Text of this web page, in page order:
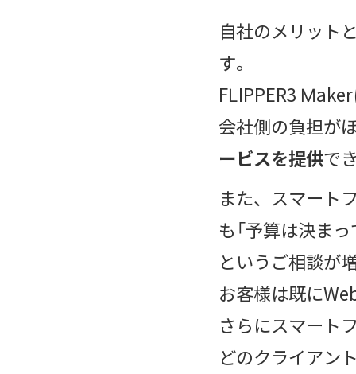
自社のメリット
す。
FLIPPER3
会社側の負担が
ービスを提供で
また、スマート
も「予算は決ま
というご相談が
お客様は既に
さらにスマート
どのクライアン